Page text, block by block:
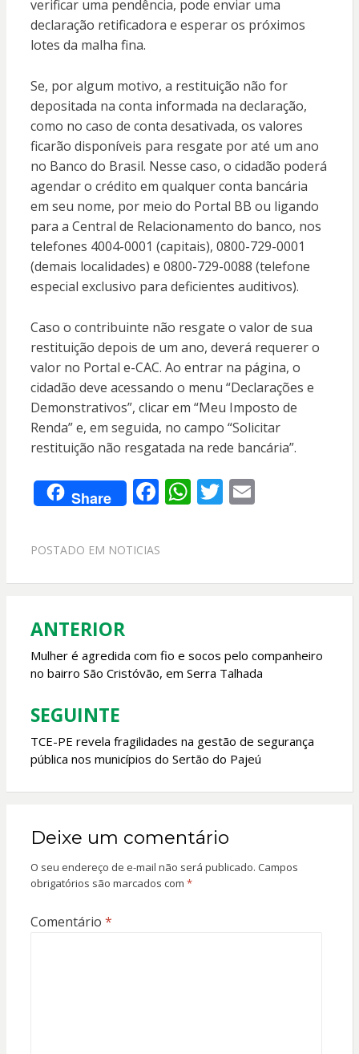
verificar uma pendência, pode enviar uma
declaração retificadora e esperar os próximos
lotes da malha fina.
Se, por algum motivo, a restituição não for
depositada na conta informada na declaração,
como no caso de conta desativada, os valores
ficarão disponíveis para resgate por até um ano
no Banco do Brasil. Nesse caso, o cidadão poderá
agendar o crédito em qualquer conta bancária
em seu nome, por meio do Portal BB ou ligando
para a Central de Relacionamento do banco, nos
telefones 4004-0001 (capitais), 0800-729-0001
(demais localidades) e 0800-729-0088 (telefone
especial exclusivo para deficientes auditivos).
Caso o contribuinte não resgate o valor de sua
restituição depois de um ano, deverá requerer o
valor no Portal e-CAC. Ao entrar na página, o
cidadão deve acessando o menu “Declarações e
Demonstrativos”, clicar em “Meu Imposto de
Renda” e, em seguida, no campo “Solicitar
restituição não resgatada na rede bancária”.
Share F
e
o
k
W
A
p
T E
POSTADO EM NOTICIAS
Navegação
de
Post
ANTERIOR
Mulher é agredida com fio e socos pelo companheiro
no bairro São Cristóvão, em Serra Talhada
SEGUINTE
TCE-PE revela fragilidades na gestão de segurança
pública nos municípios do Sertão do Pajeú
Deixe um comentário
O seu endereço de e-mail não será publicado. Campos
obrigatórios são marcados com *
Comentário *